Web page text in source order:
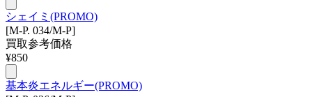
シェイミ(PROMO)
[M-P. 034/M-P]
買取参考価格
¥850
基本炎エネルギー(PROMO)